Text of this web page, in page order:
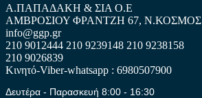
Α.ΠΑΠΑΔΑΚΗ & ΣΙΑ Ο.Ε
ΑΜΒΡΟΣΙΟΥ ΦΡΑΝΤΖΗ 67, Ν.ΚΟΣΜΟΣ
info@ggp.gr
210 9012444 210 9239148 210 9238158
210 9026839
Κινητό-Viber-whatsapp : 6980507900
Δευτέρα - Παρασκευή 8:00 - 16:30